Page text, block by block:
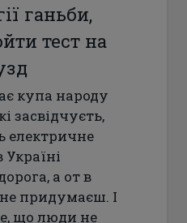
ганьби,
тест на
купа народу
засвідчуєть,
електричне
а от в
придумаєш. І
що люди не